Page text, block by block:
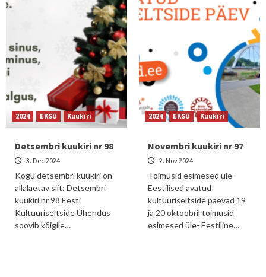
2024 EKSÜ Kuukiri
Detsembri kuukiri nr 98
3. Dec 2024
Kogu detsembri kuukiri on
allalaetav siit: Detsembri
kuukiri nr 98 Eesti
Kultuuriseltside Ühendus
soovib kõigile…
2024 EKSÜ Kuukiri
Novembri kuukiri nr 97
2. Nov 2024
Toimusid esimesed üle-
Eestilised avatud
kultuuriseltside päevad 19
ja 20 oktoobril toimusid
esimesed üle- Eestiline…